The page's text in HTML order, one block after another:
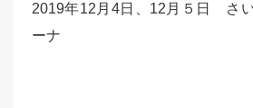
2019年12月4日、12月５日 さ
ーナ